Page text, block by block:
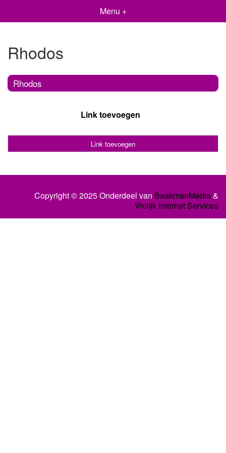
Menu +
Rhodos
Rhodos
Link toevoegen
Link toevoegen
Copyright © 2025 Onderdeel van BaakmanMedia&
Vrolijk Internet Services